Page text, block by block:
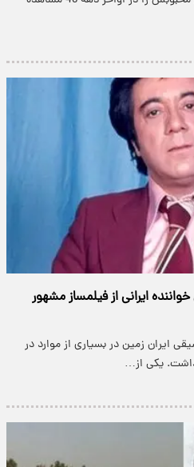
ایرانی از فیلمساز مشهور
ایران زمین در بسیاری از موارد در
داشت. یکی از…